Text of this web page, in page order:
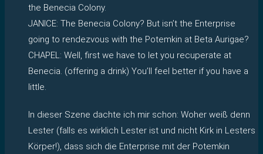
the Benecia Colony.
JANICE: The Benecia Colony? But isn’t the Enterprise
going to rendezvous with the Potemkin at Beta Aurigae?
CHAPEL: Well, first we have to let you recuperate at
Benecia. (offering a drink) You’ll feel better if you have a
little.
In dieser Szene dachte ich mir schon: Woher weiß denn
Lester (falls es wirklich Lester ist und nicht Kirk in Lesters
Körper!), dass sich die Enterprise mit der Potemkin